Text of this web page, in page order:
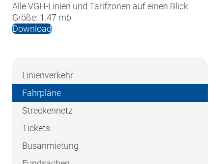
Alle VGH-Linien und Tarifzonen auf einen Blick
Größe: 1.47 mb
Download
Linienverkehr
Fahrpläne
Streckennetz
Tickets
Busanmietung